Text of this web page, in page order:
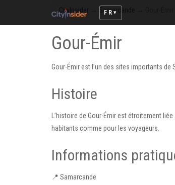
FR
CityInsider Samarcande
Gour-Émir
Gour-Émir est l’un des sites importants de
Histoire
L’histoire de Gour-Émir est étroitement
habitants comme pour les voyageurs.
Informations
📍 Samarcande